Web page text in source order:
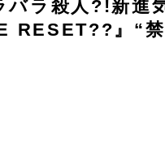
ラ殺人?!新進
RESET??』“禁